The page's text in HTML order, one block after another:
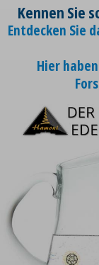
Kennen Sie
Entdecken Sie
Hier